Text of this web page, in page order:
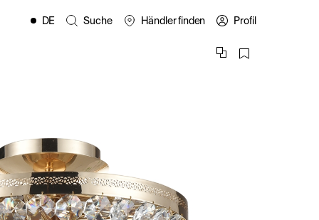
DE Suche Händler finden Profil